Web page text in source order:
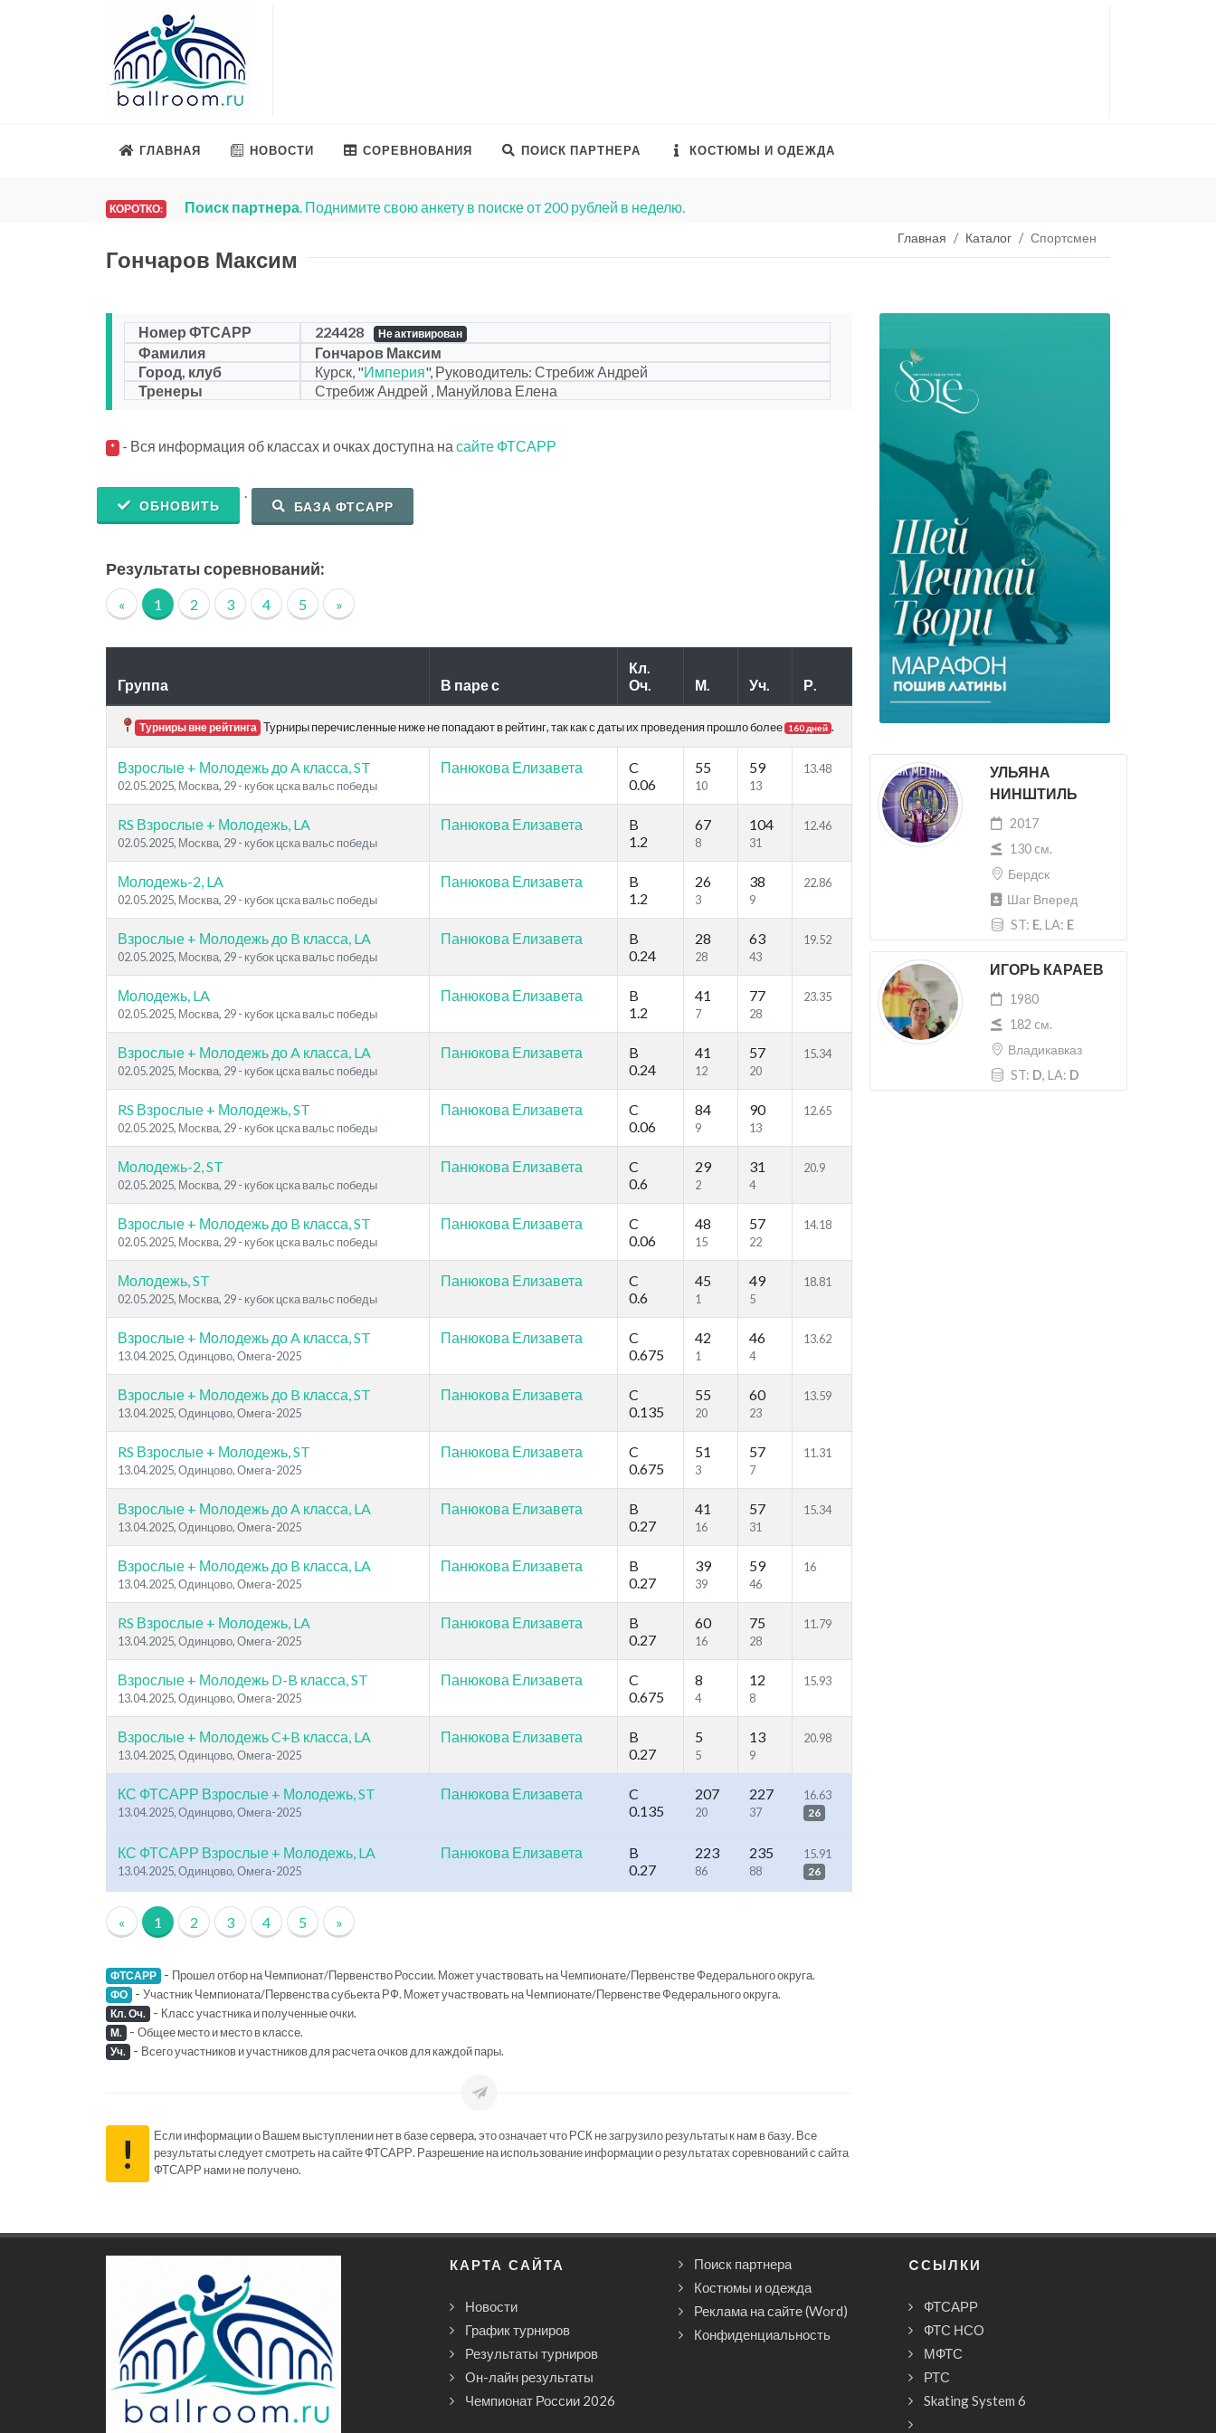
ГЛАВНАЯ НОВОСТИ СОРЕВНОВАНИЯ ПОИСК ПАРТНЕРА КОСТЮМЫ И ОДЕЖДА
КОРОТКО: Поиск партнера. Поднимите свою анкету в поиске от 200 рублей в неделю.
Главная Каталог Спортсмен
Гончаров Максим
УЛЬЯНА
НИНШТИЛЬ
2017
130 cм.
Бердск
Шаг Вперед
ST: E, LA: E
ИГОРЬ КАРАЕВ
1980
182 cм.
Владикавказ
ST: D, LA: D
Номер ФТСАРР 224428 Не активирован
Фамилия
Гончаров Максим
Город, клуб
Курск, "Империя", Руководитель: Стребиж Андрей
Тренеры
Стребиж Андрей , Мануйлова Елена
* - Вся информация об классах и очках доступна на сайте ФТСАРР
ОБНОВИТЬ
.
БАЗА ФТСАРР
Результаты соревнований:
« 1 2 3 4 5 »
Группа В паре с
Кл.
Оч.
М. Уч. Р.
Турниры вне рейтинга Турниры перечисленные ниже не попадают в рейтинг, так как с даты их проведения прошло более 160 дней .
Взрослые + Молодежь до A класса, ST
02.05.2025, Москва, 29 - кубок цска вальс победы
Панюкова Елизавета
C
0.06
55
10
59
13
13.48
RS Взрослые + Молодежь, LA
02.05.2025, Москва, 29 - кубок цска вальс победы
Панюкова Елизавета
B
1.2
67
8
104
31
12.46
Молодежь-2, LA
02.05.2025, Москва, 29 - кубок цска вальс победы
Панюкова Елизавета
B
1.2
26
3
38
9
22.86
Взрослые + Молодежь до B класса, LA
02.05.2025, Москва, 29 - кубок цска вальс победы
Панюкова Елизавета
B
0.24
28
28
63
43
19.52
Молодежь, LA
02.05.2025, Москва, 29 - кубок цска вальс победы
Панюкова Елизавета
B
1.2
41
7
77
28
23.35
Взрослые + Молодежь до A класса, LA
02.05.2025, Москва, 29 - кубок цска вальс победы
Панюкова Елизавета
B
0.24
41
12
57
20
15.34
RS Взрослые + Молодежь, ST
02.05.2025, Москва, 29 - кубок цска вальс победы
Панюкова Елизавета
C
0.06
84
9
90
13
12.65
Молодежь-2, ST
02.05.2025, Москва, 29 - кубок цска вальс победы
Панюкова Елизавета
C
0.6
29
2
31
4
20.9
Взрослые + Молодежь до B класса, ST
02.05.2025, Москва, 29 - кубок цска вальс победы
Панюкова Елизавета
C
0.06
48
15
57
22
14.18
Молодежь, ST
02.05.2025, Москва, 29 - кубок цска вальс победы
Панюкова Елизавета
C
0.6
45
1
49
5
18.81
Взрослые + Молодежь до A класса, ST
13.04.2025, Одинцово, Омега-2025
Панюкова Елизавета
C
0.675
42
1
46
4
13.62
Взрослые + Молодежь до B класса, ST
13.04.2025, Одинцово, Омега-2025
Панюкова Елизавета
C
0.135
55
20
60
23
13.59
RS Взрослые + Молодежь, ST
13.04.2025, Одинцово, Омега-2025
Панюкова Елизавета
C
0.675
51
3
57
7
11.31
Взрослые + Молодежь до A класса, LA
13.04.2025, Одинцово, Омега-2025
Панюкова Елизавета
B
0.27
41
16
57
31
15.34
Взрослые + Молодежь до B класса, LA
13.04.2025, Одинцово, Омега-2025
Панюкова Елизавета
B
0.27
39
39
59
46
16
RS Взрослые + Молодежь, LA
13.04.2025, Одинцово, Омега-2025
Панюкова Елизавета
B
0.27
60
16
75
28
11.79
Взрослые + Молодежь D-B класса, ST
13.04.2025, Одинцово, Омега-2025
Панюкова Елизавета
C
0.675
8
4
12
8
15.93
Взрослые + Молодежь C+B класса, LA
13.04.2025, Одинцово, Омега-2025
Панюкова Елизавета
B
0.27
5
5
13
9
20.98
КС ФТСАРР Взрослые + Молодежь, ST
13.04.2025, Одинцово, Омега-2025
Панюкова Елизавета
C
0.135
207
20
227
37
16.63
26
КС ФТСАРР Взрослые + Молодежь, LA
13.04.2025, Одинцово, Омега-2025
Панюкова Елизавета
B
0.27
223
86
235
88
15.91
26
« 1 2 3 4 5 »
ФТСАРР - Прошел отбор на Чемпионат/Первенство России. Может участвовать на Чемпионате/Первенстве Федерального округа.
ФО - Участник Чемпионата/Первенства субьекта РФ. Может участвовать на Чемпионате/Первенстве Федерального округа.
Кл. Оч. - Класс участника и полученные очки.
М. - Общее место и место в классе.
Уч. - Всего участников и участников для расчета очков для каждой пары.
!
Если информации о Вашем выступлении нет в базе сервера, это означает что РСК не загрузило результаты к нам в базу. Все
результаты следует смотреть на сайте ФТСАРР. Разрешение на использование информации о результатах соревнований с сайта
ФТСАРР нами не получено.
КАРТА САЙТА
Новости
График турниров
Результаты турниров
Он-лайн результаты
Чемпионат России 2026
Поиск партнера
Костюмы и одежда
Реклама на сайте (Word)
Конфиденциальность
CСЫЛКИ
ФТСАРР
ФТС НСО
МФТС
РТС
Skating System 6